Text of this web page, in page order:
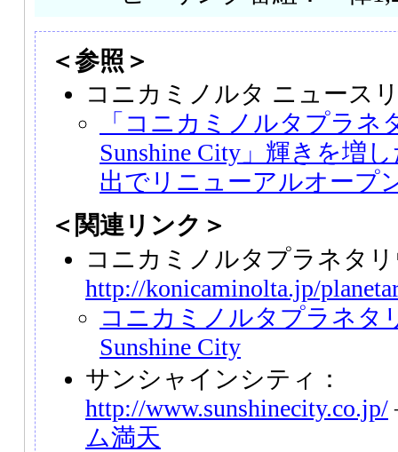
＜参照＞
コニカミノルタ ニュース
「コニカミノルタプラネ
Sunshine City」輝きを増
出でリニューアルオープ
＜関連リンク＞
コニカミノルタプラネタ
http://konicaminolta.jp/
コニカミノルタプラネタ
Sunshine City
サンシャインシティ：
http://www.sunshinecity.co.jp/
ム満天